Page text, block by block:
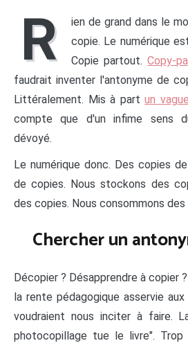
R
ien de grand dans le
copie. Le numérique
Copie partout.Copy-
faudrait inventer l'antonyme de
Littéralement. Mis à partun
compte que d'un infime sens
dévoyé.
Le numérique donc. Des copies
de copies. Nous stockons des
des copies. Nous consommons des
Chercher un
Décopier ? Désapprendre à copier
la rente pédagogique asservie
voudraient nous inciter à faire.
photocopillage tue le livre".